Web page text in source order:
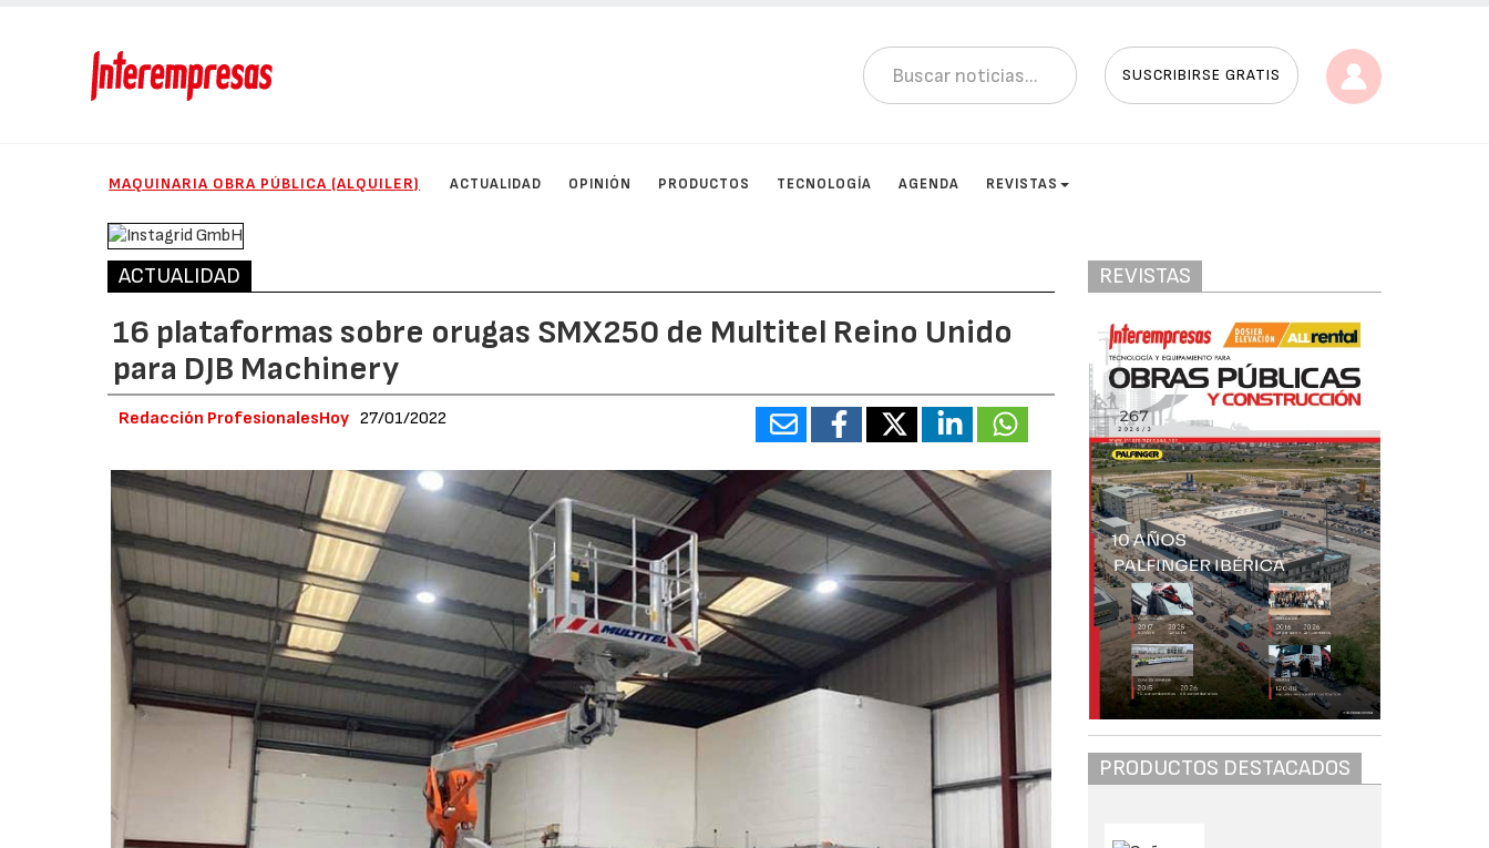
SUSCRIBIRSE GRATIS
MAQUINARIA OBRA PÚBLICA (ALQUILER) ACTUALIDAD OPINIÓN PRODUCTOS TECNOLOGÍA AGENDA REVISTAS
ACTUALIDAD
16 plataformas sobre orugas SMX250 de Multitel Reino Unido
para DJB Machinery
Redacción ProfesionalesHoy 27/01/2022
REVISTAS
PRODUCTOS DESTACADOS